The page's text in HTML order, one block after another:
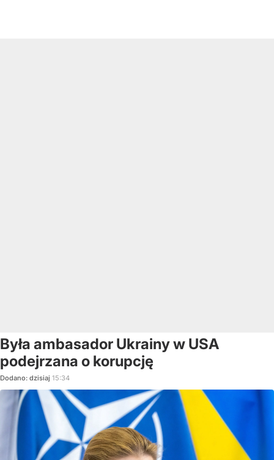
Była ambasador Ukrainy w USA
podejrzana o korupcję
Dodano: dzisiaj 15:34